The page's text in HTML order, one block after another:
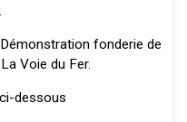
fonderie de
Voie du Fer.
dessous